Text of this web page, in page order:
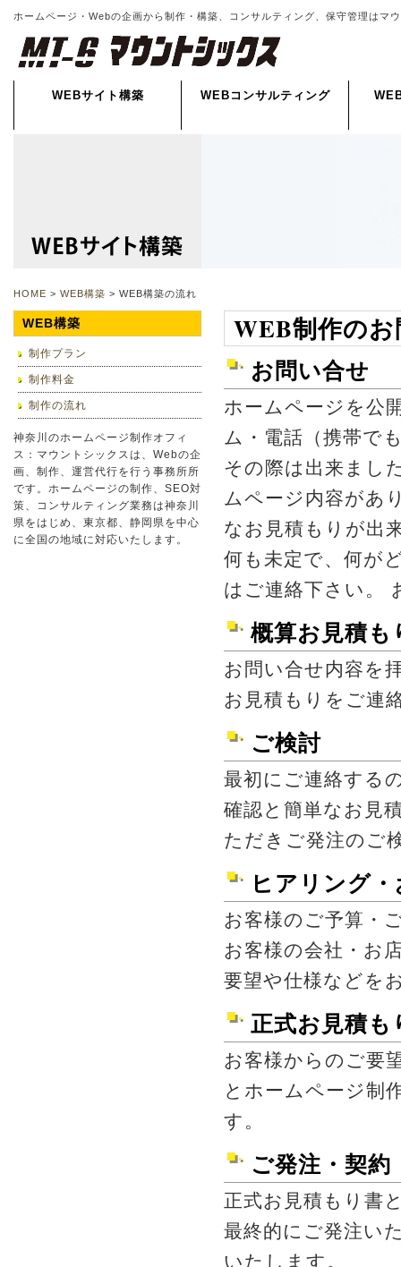
ホームページ・Webの企画から制作・構築、コンサルティング、保守管理はマ
WEBサイト構築 WEBコンサルティング
HOME > WEB構築 > WEB構築の流れ
WEB制作の
お問い合せ
ホームページを公
ム・電話（携帯で
その際は出来まし
ムページ内容があ
なお見積もりが出
何も未定で、何が
はご連絡下さい。
概算お見積も
お問い合せ内容を
お見積もりをご連
ご検討
最初にご連絡する
確認と簡単なお見
ただきご発注のご
ヒアリング
お客様のご予算・
お客様の会社・お
要望や仕様などを
正式お見積も
お客様からのご要
とホームページ制
す。
ご発注・契約
正式お見積もり書
最終的にご発注い
いたします。
WEB構築
制作プラン
制作料金
制作の流れ
神奈川のホームページ制作オフィ
ス：マウントシックスは、Webの企
画、制作、運営代行を行う事務所所
です。ホームページの制作、SEO対
策、コンサルティング業務は神奈川
県をはじめ、東京都、静岡県を中心
に全国の地域に対応いたします。